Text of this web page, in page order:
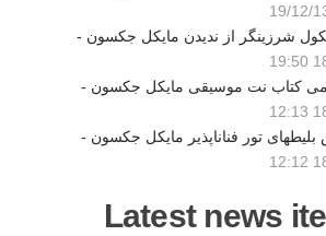
19/12/
شرزینگر از ندیدن مایکل جکسون -
کتاب نت موسیقی مایکل جکسون -
تور فناناپذیر مایکل جکسون -
Latest news